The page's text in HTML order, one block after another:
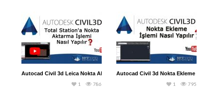
Autocad Civil 3d Leica Nokta Aktarma
786
1
Autocad Civil 3d Nokta Ekleme İşlemi
795
1